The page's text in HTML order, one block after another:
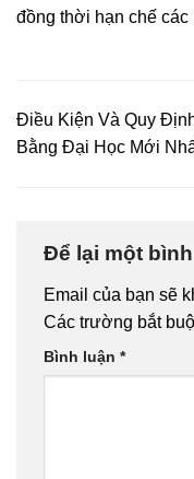
đồng thời hạn chế các
Điều Kiện Và Quy
Bằng Đại Học Mới
Để lại một
Email của bạn sẽ
Các trường bắt
Bình luận *